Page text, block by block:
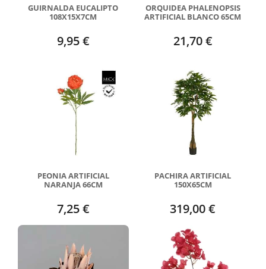
GUIRNALDA EUCALIPTO
108X15X7CM
9,95 €
ORQUIDEA PHALENOPSIS
ARTIFICIAL BLANCO 65CM
21,70 €
PEONIA ARTIFICIAL
NARANJA 66CM
7,25 €
PACHIRA ARTIFICIAL
150X65CM
319,00 €